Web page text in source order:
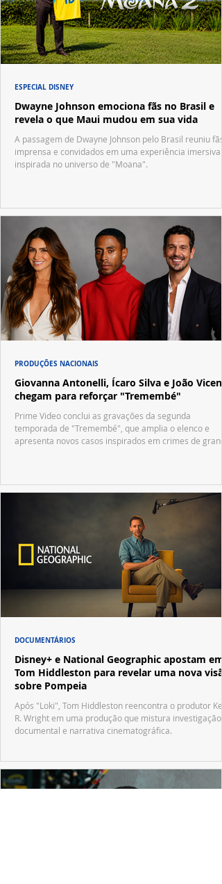
Dwayne Johnson emociona fãs no Brasil e
revela o que Maui mudou em sua vida
A passagem de Dwayne Johnson pelo Brasil reuniu fãs,
imprensa e convidados em uma experiência imersiva
inspirada no universo de "Moana".
ESPECIAL DISNEY
Giovanna Antonelli, Ícaro Silva e João
chegam para reforçar "Tremembé"
Prime Video conclui as gravações da segunda
temporada de "Tremembé", que amplia o elenco e
apresenta novos casos inspirados em crimes de
PRODUÇÕES NACIONAIS
Disney+ e National Geographic apostam em
Tom Hiddleston para revelar uma nova
sobre Pompeia
Após "Loki", Tom Hiddleston reencontra o produtor
R. Wright em uma produção que mistura investigação
documental e narrativa cinematográfica.
DOCUMENTÁRIOS